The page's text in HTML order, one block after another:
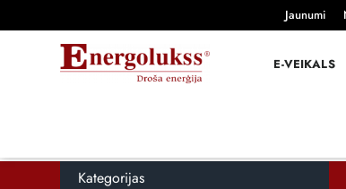
Jaunumi
E-VEIKALS
Kategorijas